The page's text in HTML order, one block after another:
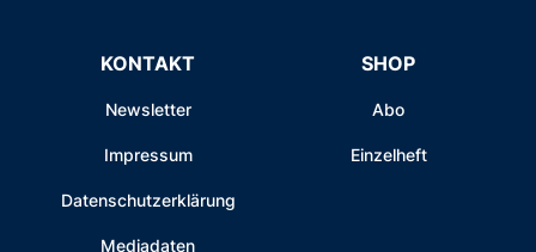
KONTAKT
Newsletter
Impressum
Datenschutzerklärung
Mediadaten
SHOP
Abo
Einzelheft